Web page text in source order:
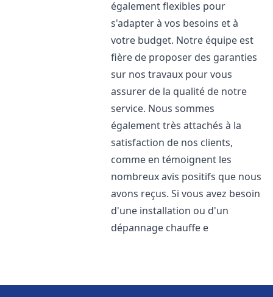
également flexibles pour
s'adapter à vos besoins et à
votre budget. Notre équipe est
fière de proposer des garanties
sur nos travaux pour vous
assurer de la qualité de notre
service. Nous sommes
également très attachés à la
satisfaction de nos clients,
comme en témoignent les
nombreux avis positifs que nous
avons reçus. Si vous avez besoin
d'une installation ou d'un
dépannage chauffe e